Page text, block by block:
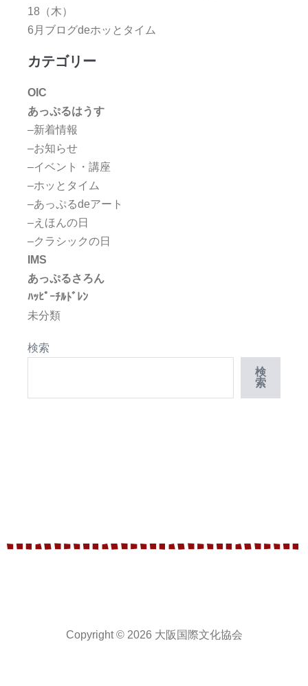
18（木）
6月ブログdeホッとタイム
カテゴリー
OIC
あっぷるはうす
–新着情報
–お知らせ
–イベント・講座
–ホッとタイム
–あっぷるdeアート
–えほんの日
–クラシックの日
IMS
あっぷるさろん
ﾊｯﾋﾟｰﾁﾙﾄﾞﾚﾝ
未分類
検索
検
索
Copyright © 2026 大阪国際文化協会